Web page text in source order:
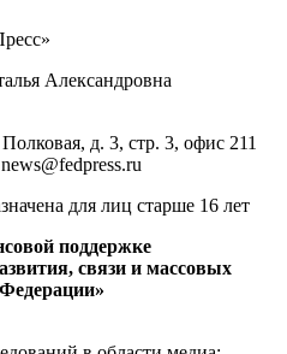
Александровна
д. 3, стр. 3, офис 211
для лиц старше 16 лет
поддержке
связи и массовых